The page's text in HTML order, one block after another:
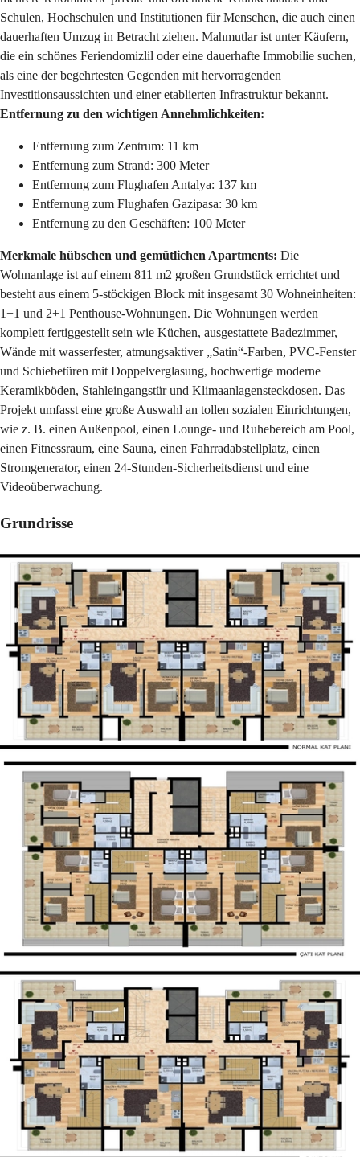
Schulen, Hochschulen und Institutionen für Menschen, die auch einen
dauerhaften Umzug in Betracht ziehen. Mahmutlar ist unter Käufern,
die ein schönes Feriendomizlil oder eine dauerhafte Immobilie suchen,
als eine der begehrtesten Gegenden mit hervorragenden
Investitionsaussichten und einer etablierten Infrastruktur bekannt.
Entfernung zu den wichtigen Annehmlichkeiten:
Entfernung zum Zentrum: 11 km
Entfernung zum Strand: 300 Meter
Entfernung zum Flughafen Antalya: 137 km
Entfernung zum Flughafen Gazipasa: 30 km
Entfernung zu den Geschäften: 100 Meter
Merkmale hübschen und gemütlichen Apartments: Die
Wohnanlage ist auf einem 811 m2 großen Grundstück errichtet und
besteht aus einem 5-stöckigen Block mit insgesamt 30 Wohneinheiten:
1+1 und 2+1 Penthouse-Wohnungen. Die Wohnungen werden
komplett fertiggestellt sein wie Küchen, ausgestattete Badezimmer,
Wände mit wasserfester, atmungsaktiver „Satin“-Farben, PVC-Fenster
und Schiebetüren mit Doppelverglasung, hochwertige moderne
Keramikböden, Stahleingangstür und Klimaanlagensteckdosen. Das
Projekt umfasst eine große Auswahl an tollen sozialen Einrichtungen,
wie z. B. einen Außenpool, einen Lounge- und Ruhebereich am Pool,
einen Fitnessraum, eine Sauna, einen Fahrradabstellplatz, einen
Stromgenerator, einen 24-Stunden-Sicherheitsdienst und eine
Videoüberwachung.
Grundrisse